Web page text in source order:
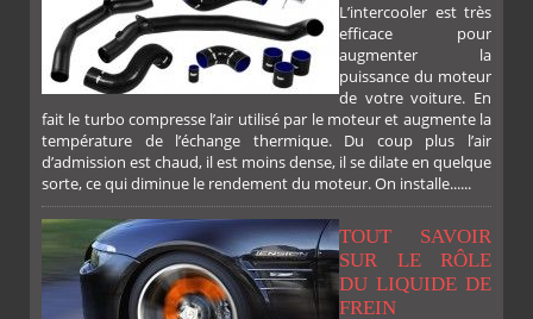
L’intercooler est très
efficace pour
augmenter la
puissance du moteur
de votre voiture. En
fait le turbo compresse l’air utilisé par le moteur et augmente la
température de l’échange thermique. Du coup plus l’air
d’admission est chaud, il est moins dense, il se dilate en quelque
sorte, ce qui diminue le rendement du moteur. On installe......
TOUT SAVOIR
SUR LE RÔLE
DU LIQUIDE DE
FREIN